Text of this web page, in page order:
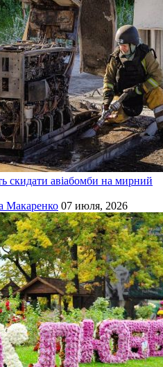
скидати авіабомби на мирний
Макаренко 07 июля, 2026